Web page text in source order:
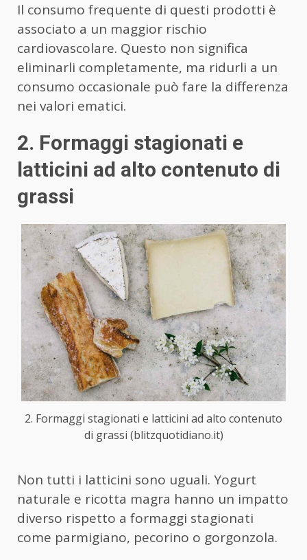
Il consumo frequente di questi prodotti è
associato a un maggior rischio
cardiovascolare. Questo non significa
eliminarli completamente, ma ridurli a un
consumo occasionale può fare la differenza
nei valori ematici.
2. Formaggi stagionati e
latticini ad alto contenuto di
grassi
2. Formaggi stagionati e latticini ad alto contenuto
di grassi (blitzquotidiano.it)
Non tutti i latticini sono uguali. Yogurt
naturale e ricotta magra hanno un impatto
diverso rispetto a formaggi stagionati
come parmigiano, pecorino o gorgonzola.